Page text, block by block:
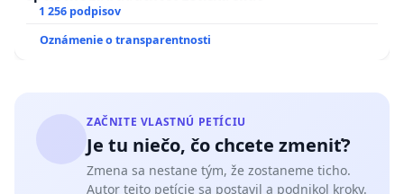
1 256 podpisov
Oznámenie o transparentnosti
ZAČNITE VLASTNÚ PETÍCIU
Je tu niečo, čo chcete zmeniť?
Zmena sa nestane tým, že zostaneme ticho.
Autor tejto petície sa postavil a podnikol kroky.